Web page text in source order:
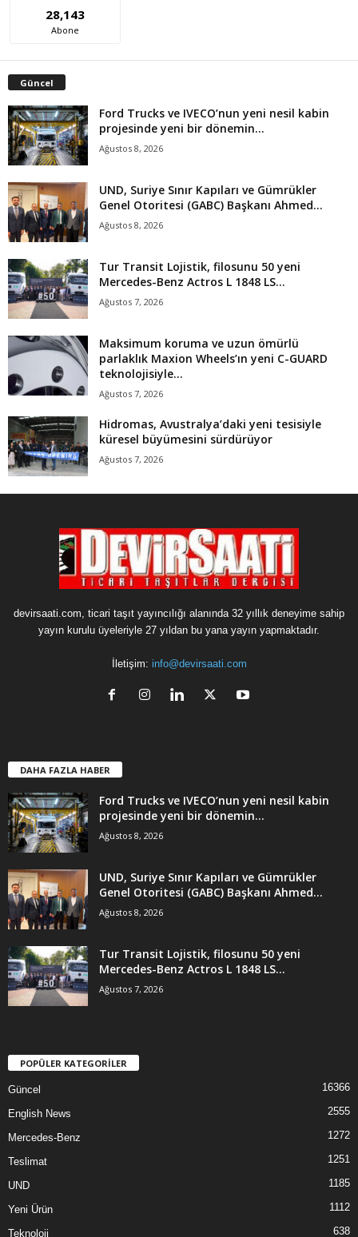
28,143
Abone
Güncel
Ford Trucks ve IVECO’nun yeni nesil kabin
projesinde yeni bir dönemin...
Ağustos 8, 2026
UND, Suriye Sınır Kapıları ve Gümrükler
Genel Otoritesi (GABC) Başkanı Ahmed...
Ağustos 8, 2026
Tur Transit Lojistik, filosunu 50 yeni
Mercedes-Benz Actros L 1848 LS...
Ağustos 7, 2026
Maksimum koruma ve uzun ömürlü
parlaklık Maxion Wheels’ın yeni C-GUARD
teknolojisiyle...
Ağustos 7, 2026
Hidromas, Avustralya’daki yeni tesisiyle
küresel büyümesini sürdürüyor
Ağustos 7, 2026
devirsaati.com, ticari taşıt yayıncılığı alanında 32 yıllık deneyime sahip
yayın kurulu üyeleriyle 27 yıldan bu yana yayın yapmaktadır.
İletişim: info@devirsaati.com
DAHA FAZLA HABER
Ford Trucks ve IVECO’nun yeni nesil kabin
projesinde yeni bir dönemin...
Ağustos 8, 2026
UND, Suriye Sınır Kapıları ve Gümrükler
Genel Otoritesi (GABC) Başkanı Ahmed...
Ağustos 8, 2026
Tur Transit Lojistik, filosunu 50 yeni
Mercedes-Benz Actros L 1848 LS...
Ağustos 7, 2026
POPÜLER KATEGORİLER
Güncel 16366
English News 2555
Mercedes-Benz 1272
Teslimat 1251
UND 1185
Yeni Ürün 1112
Teknoloji 638